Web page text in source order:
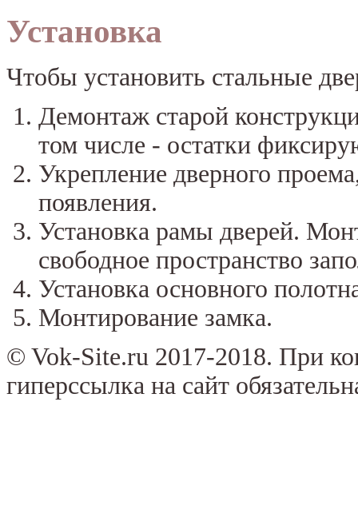
Установка
Чтобы установить стальные
Демонтаж старой
том числе - остатки
Укрепление дверного
появления.
Установка рамы дверей.
свободное пространство
Установка основного
Монтирование замка.
© Vok-Site.ru 2017-2018. При
гиперссылка на сайт